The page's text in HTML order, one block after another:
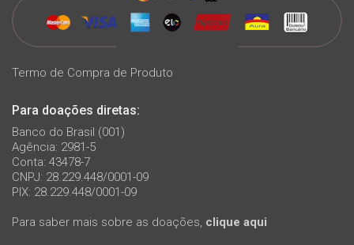
Termo de Compra de Produto
Para doações diretas:
Banco do Brasil (001)
Agência: 2981-5
Conta: 43478-7
CNPJ: 28.229.448/0001-09
PIX: 28.229.448/0001-09
Para saber mais sobre as doações, clique aqui